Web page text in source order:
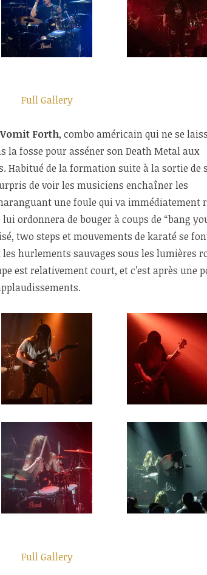
Full Gallery
Vomit Forth, combo américain qui ne se
la fosse pour asséner son Death Metal aux
Habitué de la formation suite à la sortie de
de voir les musiciens enchaîner les
une foule qui va immédiatement
ordonnera de bouger à coups de “bang
two steps et mouvements de karaté se
hurlements sauvages sous les lumières
est relativement court, et c’est après une
Full Gallery